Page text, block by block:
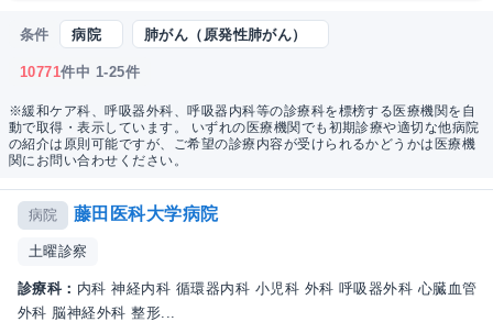
条件 病院 肺がん（原発性肺がん）
10771件中 1-25件
※緩和ケア科、呼吸器外科、呼吸器内科等の診療科を標榜する医療機関を自
動で取得・表示しています。 いずれの医療機関でも初期診療や適切な他病院
の紹介は原則可能ですが、ご希望の診療内容が受けられるかどうかは医療機
関にお問い合わせください。
病院 藤田医科大学病院
土曜診察
診療科： 内科 神経内科 循環器内科 小児科 外科 呼吸器外科 心臓血管
外科 脳神経外科 整形...